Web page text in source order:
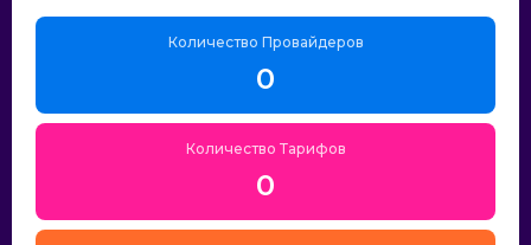
Количество Провайдеров
0
Количество Тарифов
0